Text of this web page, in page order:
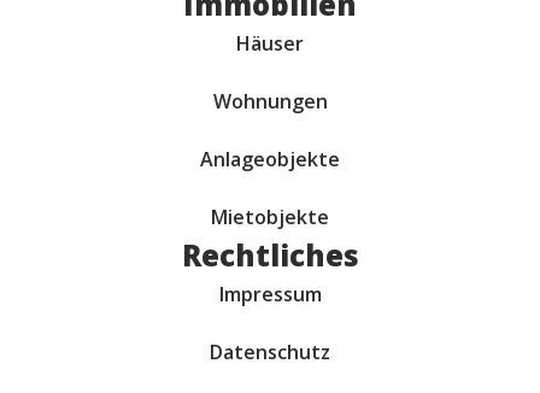
Häuser
Wohnungen
Anlageobjekte
Mietobjekte
Rechtliches
Impressum
Datenschutz